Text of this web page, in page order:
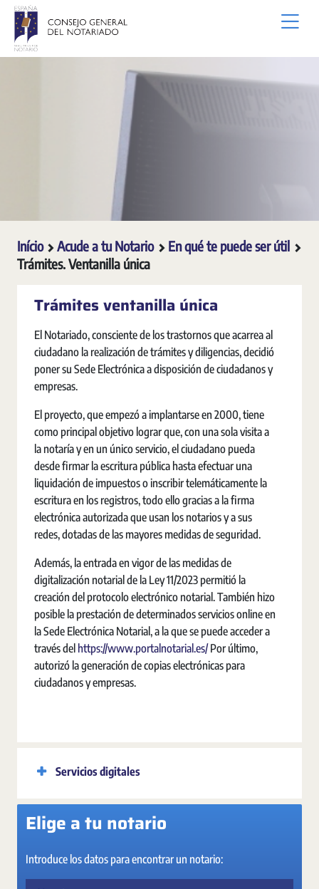
Pular para o Conteúdo principal
Início Acude a tu Notario
En qué te puede ser útil
Trámites. Ventanilla única
Trámites ventanilla única
El Notariado, consciente de los trastornos que acarrea al
ciudadano la realización de trámites y diligencias, decidió
poner su Sede Electrónica a disposición de ciudadanos y
empresas.
El proyecto, que empezó a implantarse en 2000, tiene
como principal objetivo lograr que, con una sola visita a
la notaría y en un único servicio, el ciudadano pueda
desde firmar la escritura pública hasta efectuar una
liquidación de impuestos o inscribir telemáticamente la
escritura en los registros, todo ello gracias a la firma
electrónica autorizada que usan los notarios y a sus
redes, dotadas de las mayores medidas de seguridad.
Además, la entrada en vigor de las medidas de
digitalización notarial de la Ley 11/2023 permitió la
creación del protocolo electrónico notarial. También hizo
posible la prestación de determinados servicios online en
la Sede Electrónica Notarial, a la que se puede acceder a
través del https://www.portalnotarial.es/Por último,
autorizó la generación de copias electrónicas para
ciudadanos y empresas.
Servicios digitales
Elige a tu notario
Introduce los datos para encontrar un notario: